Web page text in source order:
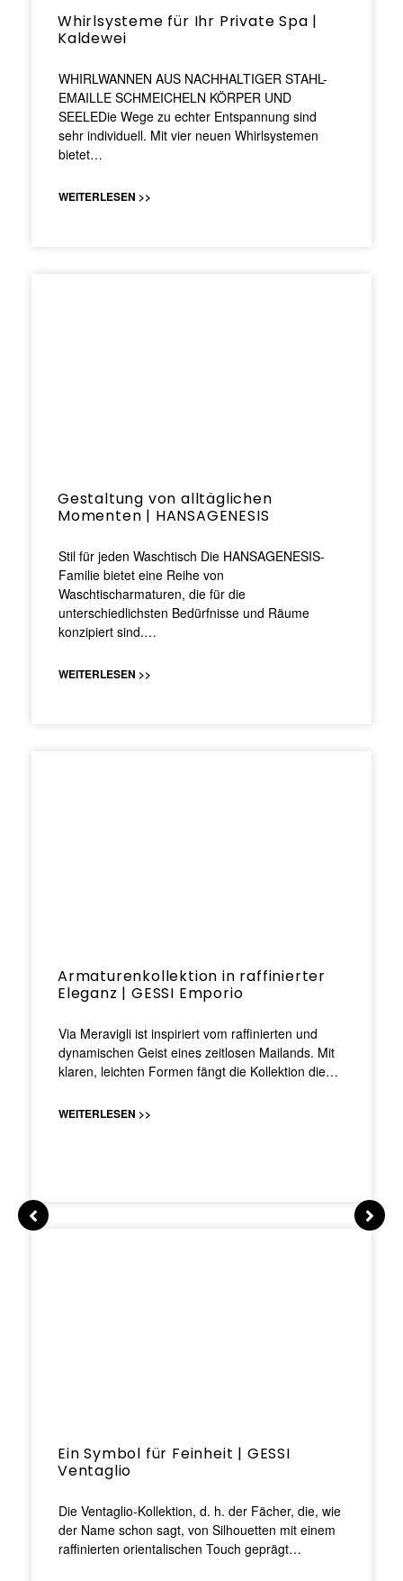
Whirlsysteme für Ihr Private Spa |
Kaldewei
WHIRLWANNEN AUS NACHHALTIGER STAHL-
EMAILLE SCHMEICHELN KÖRPER UND
SEELEDie Wege zu echter Entspannung sind
sehr individuell. Mit vier neuen Whirlsystemen
bietet…
WEITERLESEN >>
Gestaltung von alltäglichen
Momenten | HANSAGENESIS
Stil für jeden Waschtisch Die HANSAGENESIS-
Familie bietet eine Reihe von
Waschtischarmaturen, die für die
unterschiedlichsten Bedürfnisse und Räume
konzipiert sind.…
WEITERLESEN >>
Armaturenkollektion in raffinierter
Eleganz | GESSI Emporio
Via Meravigli ist inspiriert vom raffinierten und
dynamischen Geist eines zeitlosen Mailands. Mit
klaren, leichten Formen fängt die Kollektion die…
WEITERLESEN >>
Ein Symbol für Feinheit | GESSI
Ventaglio
Die Ventaglio-Kollektion, d. h. der Fächer, die, wie
der Name schon sagt, von Silhouetten mit einem
raffinierten orientalischen Touch geprägt…